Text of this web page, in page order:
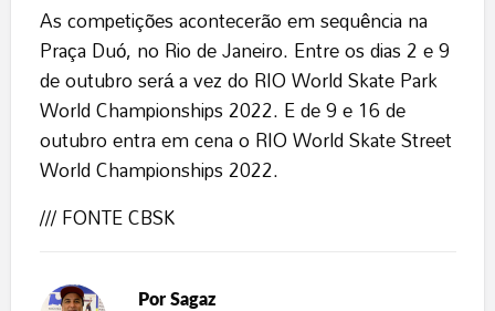
As competições acontecerão em sequência na
Praça Duó, no Rio de Janeiro. Entre os dias 2 e 9
de outubro será a vez do RIO World Skate Park
World Championships 2022. E de 9 e 16 de
outubro entra em cena o RIO World Skate Street
World Championships 2022.
/// FONTE CBSK
Por Sagaz